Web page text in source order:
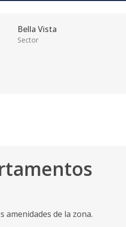
Bella Vista
Sector
amenidades de la zona.